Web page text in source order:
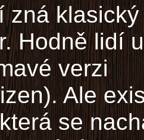
zná
Hodně lidí
verzi
Ale
se